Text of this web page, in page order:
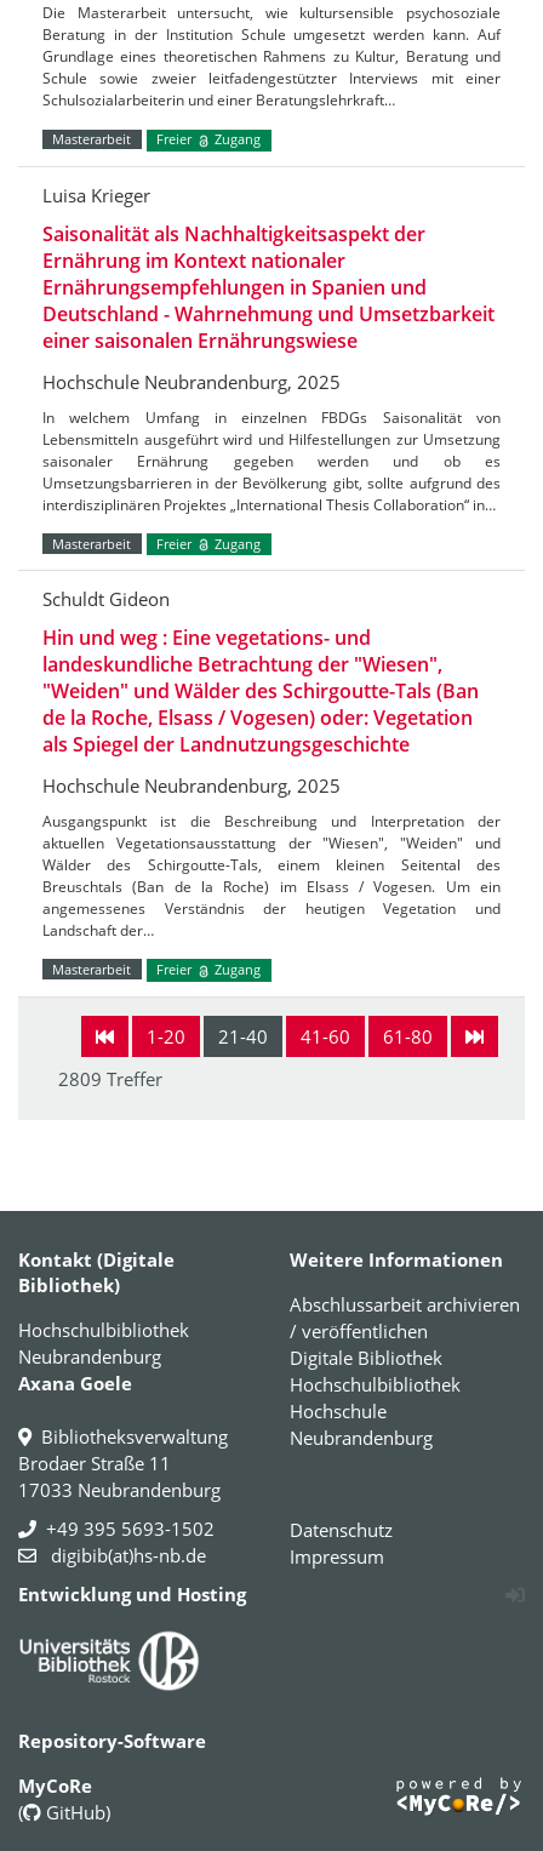
Die Masterarbeit untersucht, wie kultursensible psychosoziale
Beratung in der Institution Schule umgesetzt werden kann. Auf
Grundlage eines theoretischen Rahmens zu Kultur, Beratung und
Schule sowie zweier leitfadengestützter Interviews mit einer
Schulsozialarbeiterin und einer Beratungslehrkraft…
Masterarbeit Freier Zugang
Luisa Krieger
Saisonalität als Nachhaltigkeitsaspekt der
Ernährung im Kontext nationaler
Ernährungsempfehlungen in Spanien und
Deutschland - Wahrnehmung und Umsetzbarkeit
einer saisonalen Ernährungswiese
Hochschule Neubrandenburg, 2025
In welchem Umfang in einzelnen FBDGs Saisonalität von
Lebensmitteln ausgeführt wird und Hilfestellungen zur Umsetzung
saisonaler Ernährung gegeben werden und ob es
Umsetzungsbarrieren in der Bevölkerung gibt, sollte aufgrund des
interdisziplinären Projektes „International Thesis Collaboration“ in…
Masterarbeit Freier Zugang
Schuldt Gideon
Hin und weg : Eine vegetations- und
landeskundliche Betrachtung der "Wiesen",
"Weiden" und Wälder des Schirgoutte-Tals (Ban
de la Roche, Elsass / Vogesen) oder: Vegetation
als Spiegel der Landnutzungsgeschichte
Hochschule Neubrandenburg, 2025
Ausgangspunkt ist die Beschreibung und Interpretation der
aktuellen Vegetationsausstattung der "Wiesen", "Weiden" und
Wälder des Schirgoutte-Tals, einem kleinen Seitental des
Breuschtals (Ban de la Roche) im Elsass / Vogesen. Um ein
angemessenes Verständnis der heutigen Vegetation und
Landschaft der…
Masterarbeit Freier Zugang
1-20 21-40 41-60
61-80
2809 Treffer
Kontakt (Digitale
Bibliothek)
Hochschulbibliothek
Neubrandenburg
Axana Goele
Bibliotheksverwaltung
Brodaer Straße 11
17033 Neubrandenburg
+49 395 5693-1502
digibib(at)hs-nb.de
Weitere Informationen
Abschlussarbeit archivieren
/ veröffentlichen
Digitale Bibliothek
Hochschulbibliothek
Hochschule
Neubrandenburg
Datenschutz
Impressum
Entwicklung und Hosting
Repository-Software
MyCoRe
(
GitHub)